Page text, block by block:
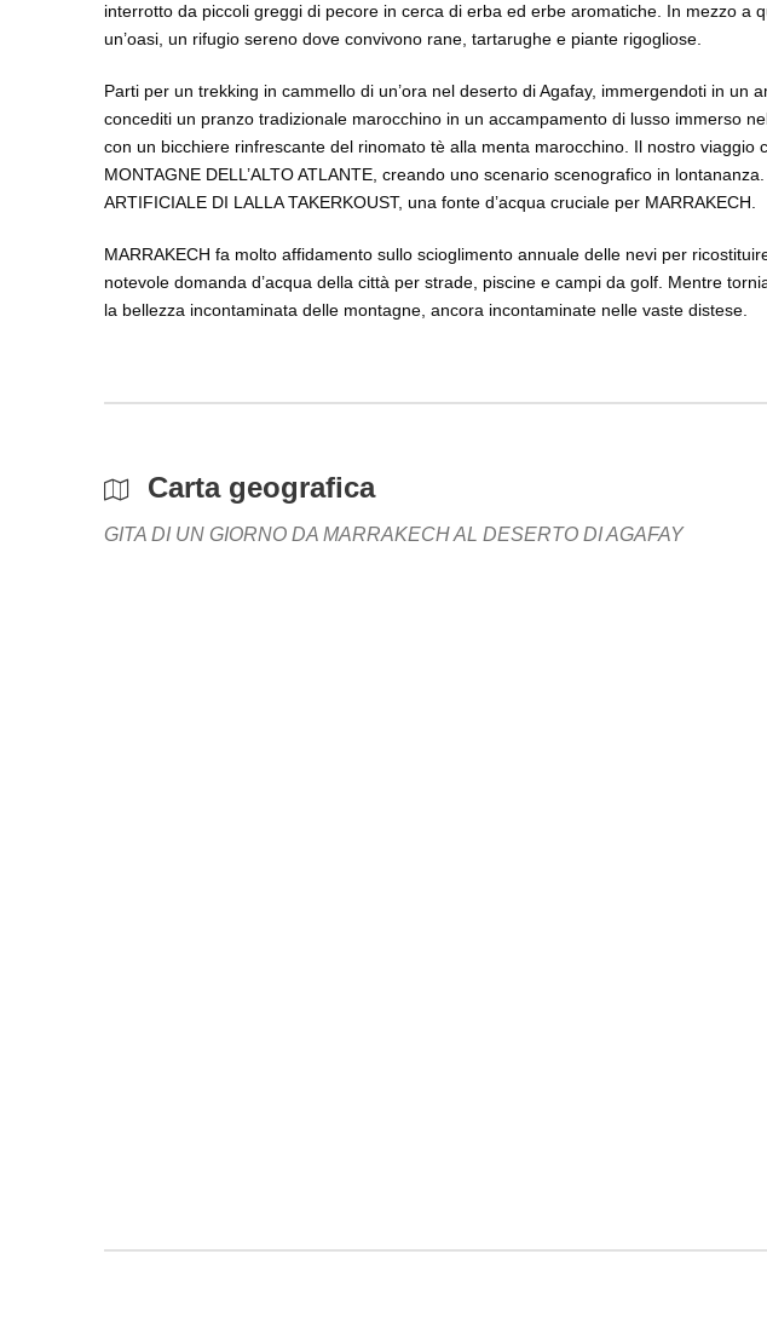
interrotto da piccoli greggi di pecore in cerca di erba ed erbe aromatiche. In mezzo a
un’oasi, un rifugio sereno dove convivono rane, tartarughe e piante rigogliose.
Parti per un trekking in cammello di un’ora nel deserto di Agafay, immergendoti in un
concediti un pranzo tradizionale marocchino in un accampamento di lusso immerso
con un bicchiere rinfrescante del rinomato tè alla menta marocchino. Il nostro viaggio
MONTAGNE DELL’ALTO ATLANTE, creando uno scenario scenografico in
ARTIFICIALE DI LALLA TAKERKOUST, una fonte d’acqua cruciale per MARRAKECH.
MARRAKECH fa molto affidamento sullo scioglimento annuale delle nevi per
notevole domanda d’acqua della città per strade, piscine e campi da golf. Mentre
la bellezza incontaminata delle montagne, ancora incontaminate nelle vaste distese.
Carta geografica
GITA DI UN GIORNO DA MARRAKECH AL DESERTO DI AGAFAY